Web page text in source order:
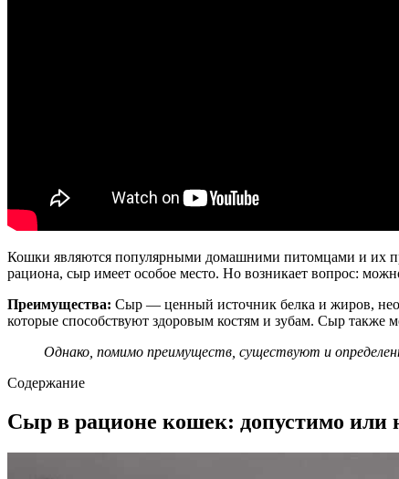
Кошки являются популярными домашними питомцами и их
рациона, сыр имеет особое место. Но возникает вопрос:
Преимущества: Сыр — ценный источник белка и жиров,
которые способствуют здоровым костям и зубам. Сыр
Однако, помимо преимуществ, существуют и
Содержание
Сыр в рационе кошек: допустимо или